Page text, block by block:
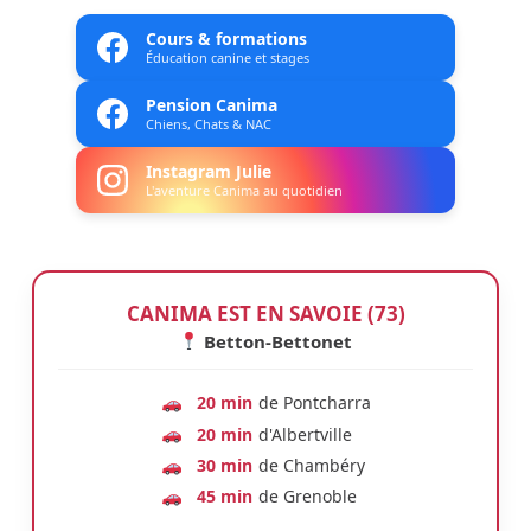
Cours & formations
Éducation canine et stages
Pension Canima
Chiens, Chats & NAC
Instagram Julie
L'aventure Canima au quotidien
CANIMA EST EN SAVOIE (73)
Betton-Bettonet
20 min de Pontcharra
20 min d'Albertville
30 min de Chambéry
45 min de Grenoble